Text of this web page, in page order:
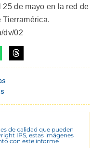
de mayo en la red de
dv/02
de calidad que pueden
IPS, estas imágenes
con este informe